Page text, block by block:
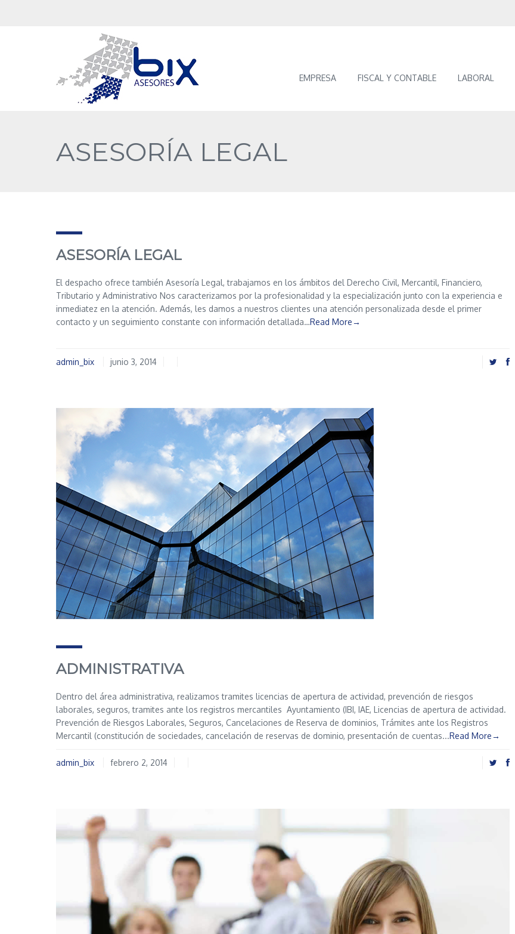
EMPRESA FISCAL Y CONTABLE LABORAL
ASESORÍA LEGAL
ASESORÍA LEGAL
El despacho ofrece también Asesoría Legal, trabajamos en los ámbitos del Derecho Civil, Mercantil, Financiero,
Tributario y Administrativo Nos caracterizamos por la profesionalidad y la especialización junto con la experiencia e
inmediatez en la atención. Además, les damos a nuestros clientes una atención personalizada desde el primer
contacto y un seguimiento constante con información detallada…Read More→
admin_bix junio 3, 2014
ADMINISTRATIVA
Dentro del área administrativa, realizamos tramites licencias de apertura de actividad, prevención de riesgos
laborales, seguros, tramites ante los registros mercantiles Ayuntamiento (IBI, IAE, Licencias de apertura de actividad.
Prevención de Riesgos Laborales, Seguros, Cancelaciones de Reserva de dominios, Trámites ante los Registros
Mercantil (constitución de sociedades, cancelación de reservas de dominio, presentación de cuentas...Read More→
admin_bix febrero 2, 2014